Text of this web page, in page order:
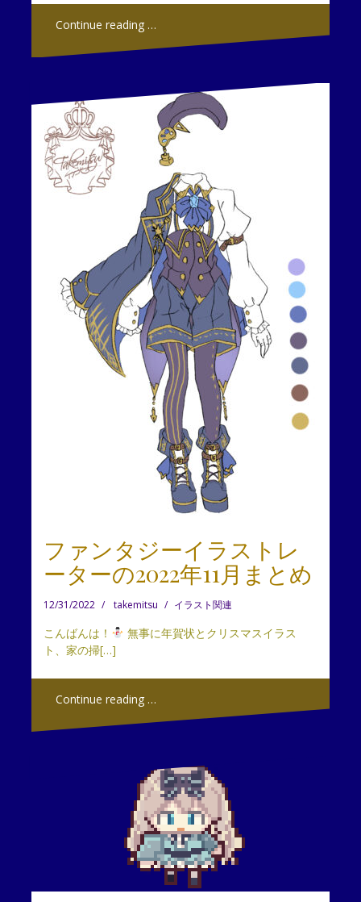
Continue reading …
ファンタジーイラストレ
ーターの2022年11月まとめ
12/31/2022 takemitsu イラスト関連
こんばんは！
無事に年賀状とクリスマスイラス
ト、家の掃[…]
Continue reading …